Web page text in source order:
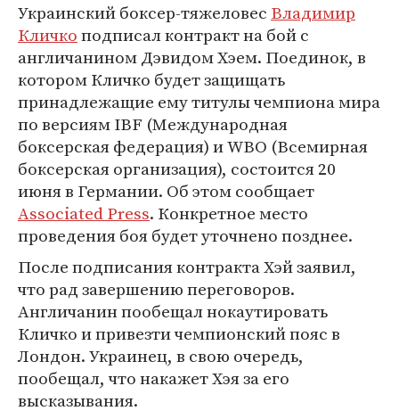
Украинский боксер-тяжеловес Владимир
Кличкоподписал контракт на бой с
англичанином Дэвидом Хэем. Поединок, в
котором Кличко будет защищать
принадлежащие ему титулы чемпиона мира
по версиям IBF (Международная
боксерская федерация) и WBO (Всемирная
боксерская организация), состоится 20
июня в Германии. Об этом сообщает
Associated Press. Конкретное место
проведения боя будет уточнено позднее.
После подписания контракта Хэй заявил,
что рад завершению переговоров.
Англичанин пообещал нокаутировать
Кличко и привезти чемпионский пояс в
Лондон. Украинец, в свою очередь,
пообещал, что накажет Хэя за его
высказывания.